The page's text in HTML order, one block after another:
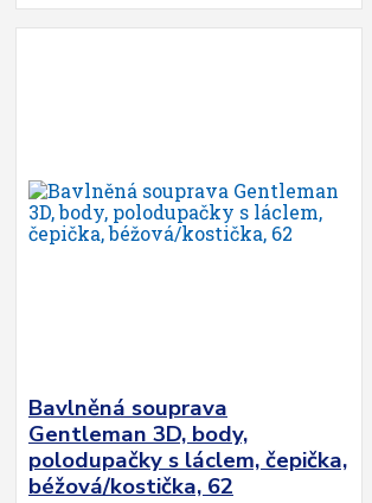
Bavlněná souprava
Gentleman 3D, body,
polodupačky s láclem, čepička,
béžová/kostička, 62